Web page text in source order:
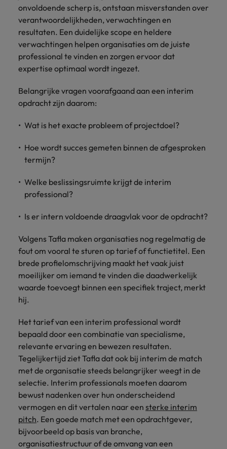
onvoldoende scherp is, ontstaan misverstanden over
verantwoordelijkheden, verwachtingen en
resultaten. Een duidelijke scope en heldere
verwachtingen helpen organisaties om de juiste
professional te vinden en zorgen ervoor dat
expertise optimaal wordt ingezet.
Belangrijke vragen voorafgaand aan een interim
opdracht zijn daarom:
Wat is het exacte probleem of projectdoel?
Hoe wordt succes gemeten binnen de afgesproken
termijn?
Welke beslissingsruimte krijgt de interim
professional?
Is er intern voldoende draagvlak voor de opdracht?
Volgens Tafla maken organisaties nog regelmatig de
fout om vooral te sturen op tarief of functietitel. Een
brede profielomschrijving maakt het vaak juist
moeilijker om iemand te vinden die daadwerkelijk
waarde toevoegt binnen een specifiek traject, merkt
hij.
Het tarief van een interim professional wordt
bepaald door een combinatie van specialisme,
relevante ervaring en bewezen resultaten.
Tegelijkertijd ziet Tafla dat ook bij interim de match
met de organisatie steeds belangrijker weegt in de
selectie. Interim professionals moeten daarom
bewust nadenken over hun onderscheidend
vermogen en dit vertalen naar een sterke interim
pitch. Een goede match met een opdrachtgever,
bijvoorbeeld op basis van branche,
organisatiestructuur of de omvang van een